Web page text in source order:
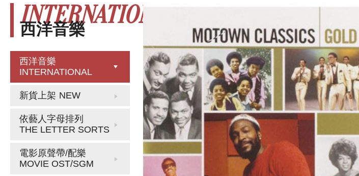
西洋音樂
INTERNATIONAL
西洋音樂
INTERNATIONAL
新貨上架 NEW
依藝人字母排列
THE LETTER SORTS
電影原聲帶/配樂
MOVIE OST/SGM